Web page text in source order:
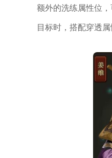
额外的洗练属性位
目标时，搭配穿透